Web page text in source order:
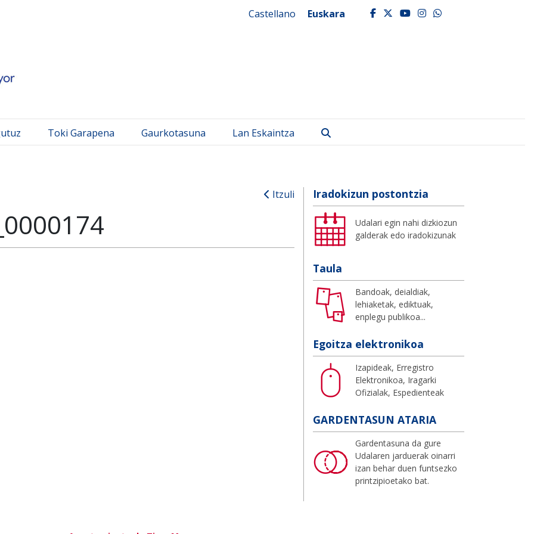
Castellano Euskara facebook
twitter
youtube
instagram
whatsapp
Toki Garapena Gaurkotasuna Lan Eskaintza
Itzuli
_0000174
Iradokizun postontzia
Udalari egin nahi dizkiozun
galderak edo iradokizunak
Taula
Bandoak, deialdiak,
lehiaketak, ediktuak,
enplegu publikoa...
Egoitza elektronikoa
Izapideak, Erregistro
Elektronikoa, Iragarki
Ofizialak, Espedienteak
GARDENTASUN ATARIA
Gardentasuna da gure
Udalaren jarduerak oinarri
izan behar duen funtsezko
printzipioetako bat.